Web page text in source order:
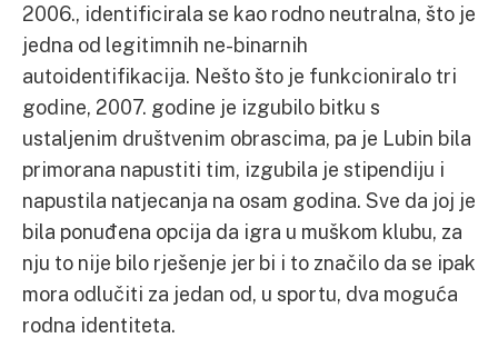
2006., identificirala se kao rodno neutralna, što je
jedna od legitimnih ne-binarnih
autoidentifikacija. Nešto što je funkcioniralo tri
godine, 2007. godine je izgubilo bitku s
ustaljenim društvenim obrascima, pa je Lubin bila
primorana napustiti tim, izgubila je stipendiju i
napustila natjecanja na osam godina. Sve da joj je
bila ponuđena opcija da igra u muškom klubu, za
nju to nije bilo rješenje jer bi i to značilo da se ipak
mora odlučiti za jedan od, u sportu, dva moguća
rodna identiteta.